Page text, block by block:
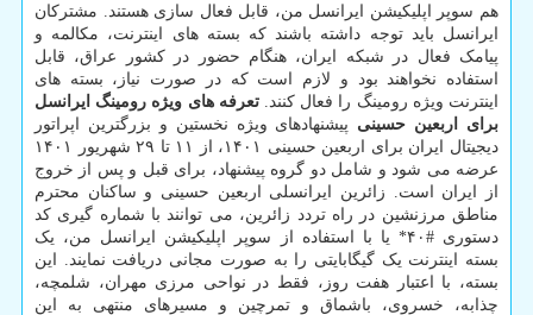
هم سوپر اپلیکیشن ایرانسل من، قابل فعال سازی هستند. مشترکان
ایرانسل باید توجه داشته باشند که بسته های اینترنت، مکالمه و
پیامک فعال در شبکه ایران، هنگام حضور در کشور عراق، قابل
استفاده نخواهند بود و لازم است که در صورت نیاز، بسته های
اینترنت ویژه رومینگ را فعال کنند.تعرفه های ویژه رومینگ ایرانسل
برای اربعین حسینی پیشنهادهای ویژه نخستین و بزرگترین اپراتور
دیجیتال ایران برای اربعین حسینی ۱۴۰۱، از ۱۱ تا ۲۹ شهریور ۱۴۰۱
عرضه می شود و شامل دو گروه پیشنهاد، برای قبل و پس از خروج
از ایران است. زائرین ایرانسلی اربعین حسینی و ساکنان محترم
مناطق مرزنشین در راه تردد زائرین، می توانند با شماره گیری کد
دستوری #۴۰* یا با استفاده از سوپر اپلیکیشن ایرانسل من، یک
بسته اینترنت یک گیگابایتی را به صورت مجانی دریافت نمایند. این
بسته، با اعتبار هفت روز، فقط در نواحی مرزی مهران، شلمچه،
چذابه، خسروی، باشماق و تمرچین و مسیرهای منتهی به این